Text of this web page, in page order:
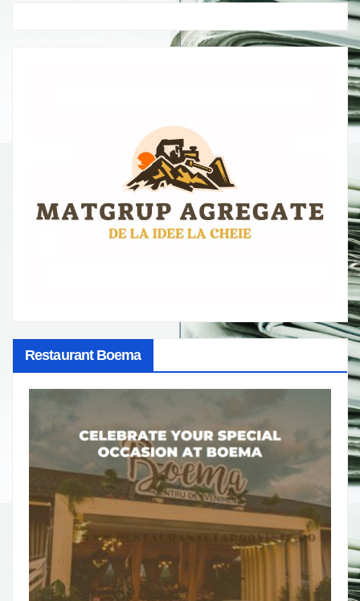
Restaurant Boema